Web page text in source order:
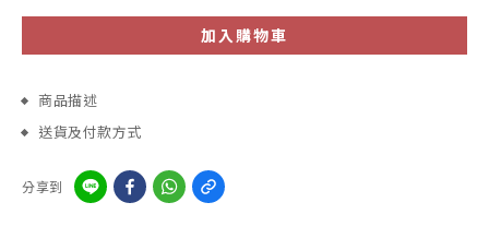
加入購物車
商品描述
送貨及付款方式
分享到